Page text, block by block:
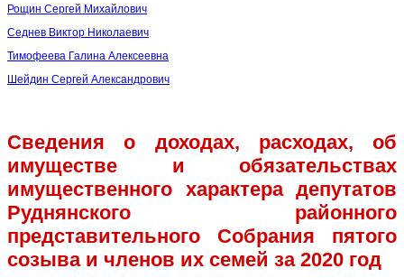
Рощин Сергей Михайлович
Седнев Виктор Николаевич
Тимофеева Галина Алексеевна
Шейдин Сергей Александрович
Сведения о доходах, расходах, об
имуществе и обязательствах
имущественного характера депутатов
Руднянского районного
представительного Собрания пятого
созыва и членов их семей за 2020 год